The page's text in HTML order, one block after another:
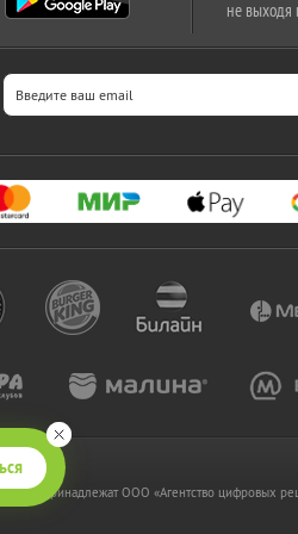
не выходя
принадлежат OOO «Агентство